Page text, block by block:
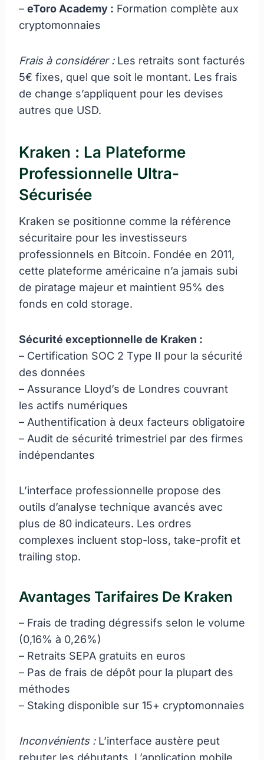
– eToro Academy : Formation complète aux
cryptomonnaies
Frais à considérer :Les retraits sont facturés
5€ fixes, quel que soit le montant. Les frais
de change s’appliquent pour les devises
autres que USD.
Kraken : La Plateforme
Professionnelle Ultra-
Sécurisée
Kraken se positionne comme la référence
sécuritaire pour les investisseurs
professionnels en Bitcoin. Fondée en 2011,
cette plateforme américaine n’a jamais subi
de piratage majeur et maintient 95% des
fonds en cold storage.
Sécurité exceptionnelle de Kraken :
– Certification SOC 2 Type II pour la sécurité
des données
– Assurance Lloyd’s de Londres couvrant
les actifs numériques
– Authentification à deux facteurs obligatoire
– Audit de sécurité trimestriel par des firmes
indépendantes
L’interface professionnelle propose des
outils d’analyse technique avancés avec
plus de 80 indicateurs. Les ordres
complexes incluent stop-loss, take-profit et
trailing stop.
Avantages Tarifaires De Kraken
– Frais de trading dégressifs selon le volume
(0,16% à 0,26%)
– Retraits SEPA gratuits en euros
– Pas de frais de dépôt pour la plupart des
méthodes
– Staking disponible sur 15+ cryptomonnaies
Inconvénients :L’interface austère peut
rebuter les débutants. L’application mobile